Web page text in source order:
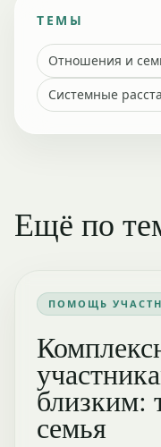
ТЕМЫ
Отношения и
Системные
Ещё по
ПОМОЩЬ
близким:
семья